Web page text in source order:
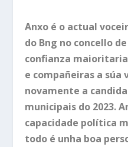
Anxo é o actual
do Bng no concello
confianza
e compañeiras a súa
novamente a
municipais do 2023.
capacidade política
todo é unha boa